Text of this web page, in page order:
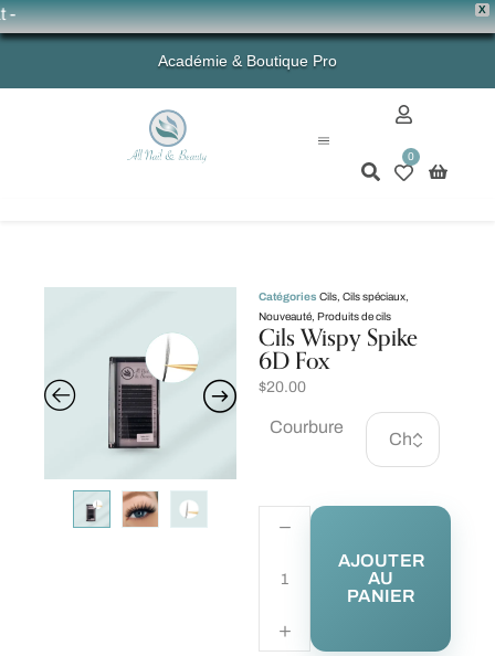
X
💗
Académie & Boutique Pro
0
Catégories Cils Cils spéciaux
Nouveauté Produits de cils
Cils Wispy Spike
6D Fox
$20.00
Courbure
AJOUTER
AU
PANIER